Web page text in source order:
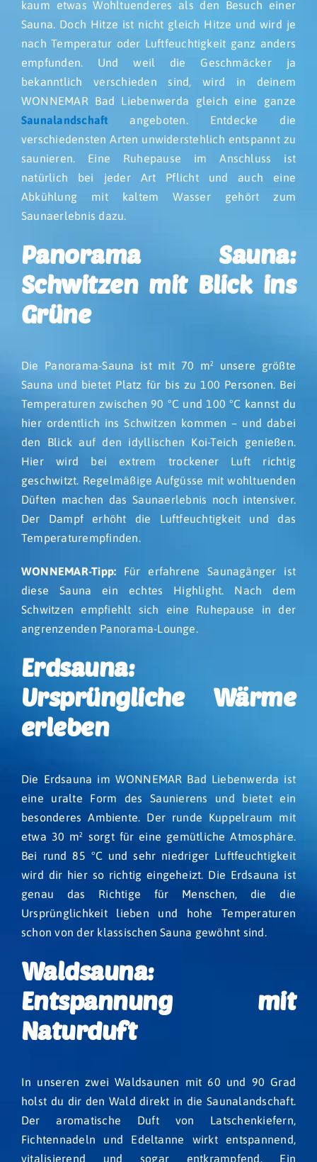
kaum etwas Wohltuenderes als den Besuch einer
Sauna. Doch Hitze ist nicht gleich Hitze und wird je
nach Temperatur oder Luftfeuchtigkeit ganz anders
empfunden. Und weil die Geschmäcker ja
bekanntlich verschieden sind, wird in deinem
WONNEMAR Bad Liebenwerda gleich eine ganze
Saunalandschaft angeboten. Entdecke die
verschiedensten Arten unwiderstehlich entspannt zu
saunieren. Eine Ruhepause im Anschluss ist
natürlich bei jeder Art Pflicht und auch eine
Abkühlung mit kaltem Wasser gehört zum
Saunaerlebnis dazu.
Panorama Sauna:
Schwitzen mit Blick ins
Grüne
Die Panorama-Sauna ist mit 70 m² unsere größte
Sauna und bietet Platz für bis zu 100 Personen. Bei
Temperaturen zwischen 90 °C und 100 °C kannst du
hier ordentlich ins Schwitzen kommen – und dabei
den Blick auf den idyllischen Koi-Teich genießen.
Hier wird bei extrem trockener Luft richtig
geschwitzt. Regelmäßige Aufgüsse mit wohltuenden
Düften machen das Saunaerlebnis noch intensiver.
Der Dampf erhöht die Luftfeuchtigkeit und das
Temperaturempfinden.
WONNEMAR-Tipp: Für erfahrene Saunagänger ist
diese Sauna ein echtes Highlight. Nach dem
Schwitzen empfiehlt sich eine Ruhepause in der
angrenzenden Panorama-Lounge.
Erdsauna:
Ursprüngliche Wärme
erleben
Die Erdsauna im WONNEMAR Bad Liebenwerda ist
eine uralte Form des Saunierens und bietet ein
besonderes Ambiente. Der runde Kuppelraum mit
etwa 30 m² sorgt für eine gemütliche Atmosphäre.
Bei rund 85 °C und sehr niedriger Luftfeuchtigkeit
wird dir hier so richtig eingeheizt. Die Erdsauna ist
genau das Richtige für Menschen, die die
Ursprünglichkeit lieben und hohe Temperaturen
schon von der klassischen Sauna gewöhnt sind.
Waldsauna:
Entspannung mit
Naturduft
In unseren zwei Waldsaunen mit 60 und 90 Grad
holst du dir den Wald direkt in die Saunalandschaft.
Der aromatische Duft von Latschenkiefern,
Fichtennadeln und Edeltanne wirkt entspannend,
vitalisierend und sogar entkrampfend. Ein